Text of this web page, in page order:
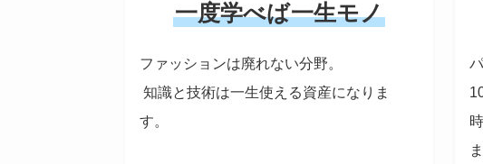
一度学べば一生モノ
ファッションは廃れない分野。
知識と技術は一生使える資産になりま
す。